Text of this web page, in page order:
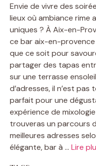
Envie de vivre des
lieux où ambiance rime
uniques ? À Aix-en-
ce bar aix-en-
que ce soit pour
partager des tapas
sur une terrasse
d’adresses, il n’est
parfait pour une
expérience de
trouveras un parcours
meilleures adresses
élégante, bar à … Lire